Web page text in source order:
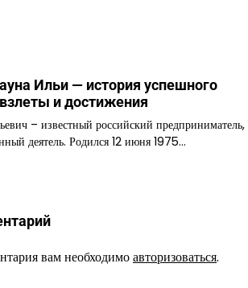
Ильи — история успешного
и достижения
– известный российский предприниматель,
деятель. Родился 12 июня 1975…
вам необходимоавторизоваться.